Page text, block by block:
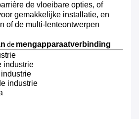
de vloeibare opties, of
gemakkelijke installatie, en
of de multi-lenteontwerpen
de mengapparaatverbinding
industrie
industrie